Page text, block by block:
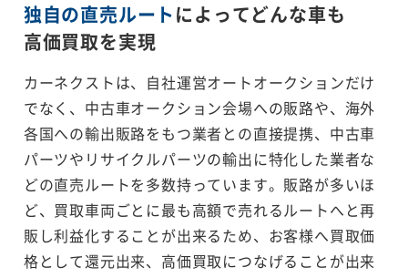
独自の直売ルートによってどんな車も
高価買取を実現
カーネクストは、自社運営オートオークションだけ
でなく、中古車オークション会場への販路や、海外
各国への輸出販路をもつ業者との直接提携、中古車
パーツやリサイクルパーツの輸出に特化した業者な
どの直売ルートを多数持っています。販路が多いほ
ど、買取車両ごとに最も高額で売れるルートへと再
販し利益化することが出来るため、お客様へ買取価
格として還元出来、高価買取につなげることが出来